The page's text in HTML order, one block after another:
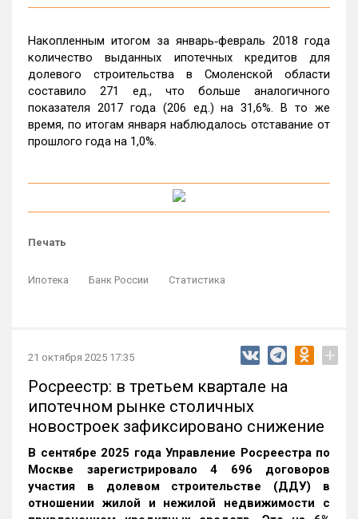
Накопленным итогом за январь‑февраль 2018 года
количество выданных ипотечных кредитов для
долевого строительства в Смоленской области
составило 271 ед., что больше аналогичного
показателя 2017 года (206 ед.) на 31,6%. В то же
время, по итогам января наблюдалось отставание от
прошлого года на 1,0%.
Печать
Ипотека Банк России Статистика
21 октября 2025 17:35 +
Росреестр: в третьем квартале на
ипотечном рынке столичных
новостроек зафиксировано снижение
В сентябре 2025 года Управление Росреестра по
Москве зарегистрировало 4 696 договоров
участия в долевом строительстве (ДДУ) в
отношении жилой и нежилой недвижимости с